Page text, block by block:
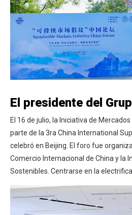
El 16 de julio, la Iniciativa de
parte de la 3ra China International
celebró en Beijing. El foro fue
Comercio Internacional de China y la
Sostenibles. Centrarse en la